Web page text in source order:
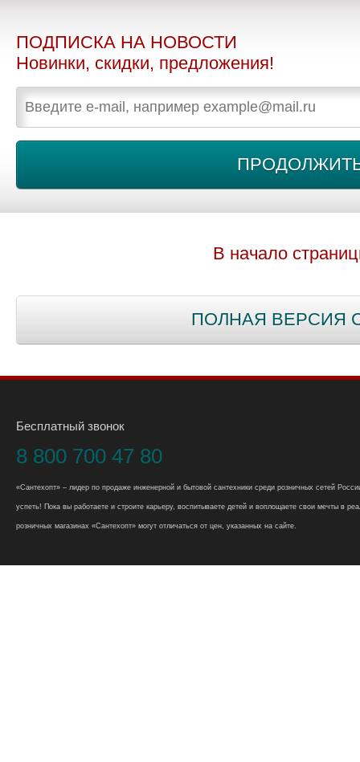
ПОДПИСКА НА НОВОСТИ
Новинки, скидки, предложения!
В начало
ПОЛНАЯ ВЕРСИЯ
Бесплатный звонок
8 800 700 47 80
«Сантехопт» – лидер по продаже инженерной и бытовой сантехники среди розничных сетей
успеть! Пока вы работаете и строите карьеру, воспитываете детей и воплощаете свои мечты в
розничных магазинах «Сантехопт» могут отличаться от цен, указанных на сайте.